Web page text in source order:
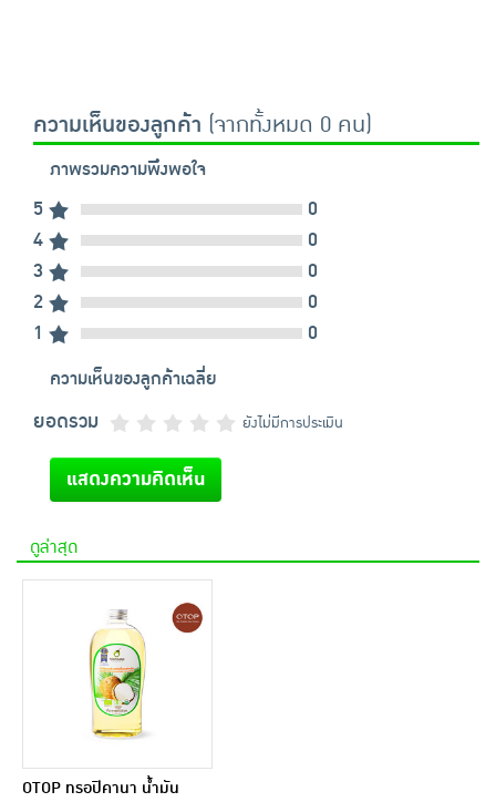
ความเห็นของลูกค้า (จากทั้งหมด 0 คน)
ภาพรวมความพึงพอใจ
5
0
4
0
3
0
2
0
1
0
ความเห็นของลูกค้าเฉลี่ย
ยอดรวม ยังไม่มีการประเมิน
แสดงความคิดเห็น
ดูล่าสุด
OTOP ทรอปิคานา น้ำมัน